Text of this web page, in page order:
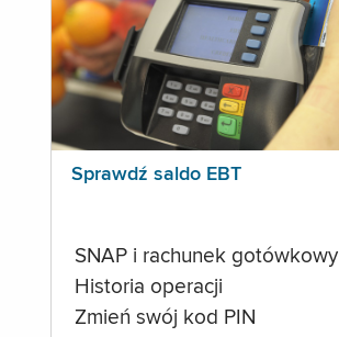
Sprawdź saldo EBT
SNAP i rachunek gotówkowy
Historia operacji
Zmień swój kod PIN